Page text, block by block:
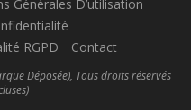
Générales D’utilisation
RGPD
Contact
Déposée), Tous droits réservés